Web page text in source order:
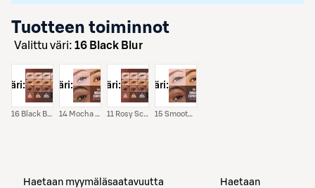
Tuotteen toiminnot
Valittu väri: 16 Black Blur
väri:
16 Black Blur
väri:
14 Mocha Contour
väri:
11 Rosy Sculpt
väri:
15 Smooth Espresso
Haetaan myymäläsaatavuutta
Haetaan